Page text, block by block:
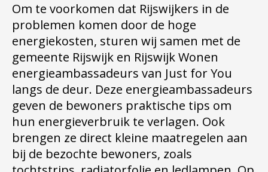
Om te voorkomen dat Rijswijkers in de
problemen komen door de hoge
energiekosten, sturen wij samen met de
gemeente Rijswijk en Rijswijk Wonen
energieambassadeurs van Just for You
langs de deur. Deze energieambassadeurs
geven de bewoners praktische tips om
hun energieverbruik te verlagen. Ook
brengen ze direct kleine maatregelen aan
bij de bezochte bewoners, zoals